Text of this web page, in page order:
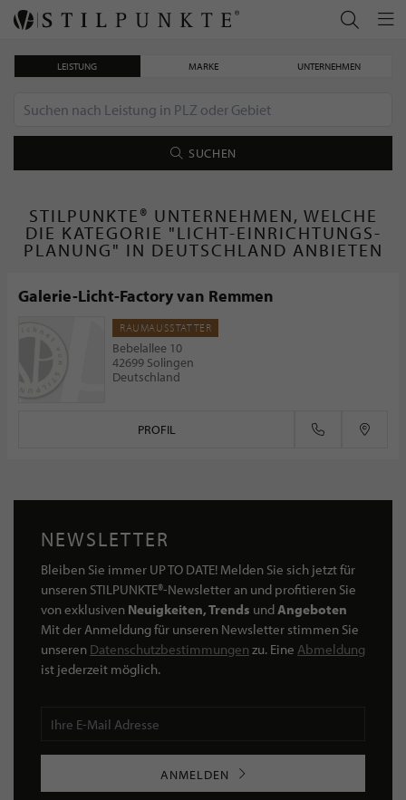
LEISTUNG MARKE UNTERNEHMEN
SUCHEN
STILPUNKTE® UNTERNEHMEN, WELCHE
DIE KATEGORIE "LICHT-EINRICHTUNGS-
PLANUNG" IN DEUTSCHLAND ANBIETEN
Galerie-Licht-Factory van Remmen
RAUMAUSSTATTER
Bebelallee 10
42699 Solingen
Deutschland
PROFIL
NEWSLETTER
Bleiben Sie immer UP TO DATE! Melden Sie sich jetzt für
unseren STILPUNKTE®-Newsletter an und profitieren Sie
von exklusiven Neuigkeiten, Trends undAngeboten
Mit der Anmeldung für unseren Newsletter stimmen Sie
unseren Datenschutzbestimmungen zu. Eine Abmeldung
ist jederzeit möglich.
ANMELDEN